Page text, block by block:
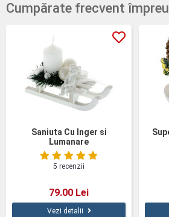
Cumpărate frecvent
Saniuta Cu Inger si
Lumanare
5 recenzii
79.00 Lei
Vezi detalii